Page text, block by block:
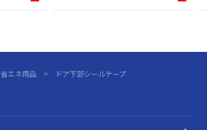
省エネ用品 ドア下部シールテープ